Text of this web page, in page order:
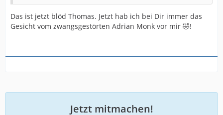
Das ist jetzt blöd Thomas. Jetzt hab ich bei Dir immer das
Gesicht vom zwangsgestörten Adrian Monk vor mir 🤣!
Jetzt mitmachen!